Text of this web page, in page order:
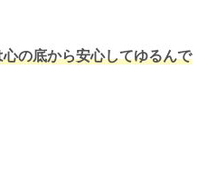
の底から安心してゆるんで